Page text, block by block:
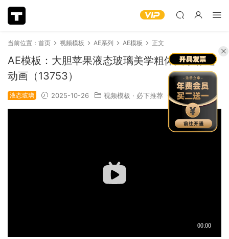
当前位置： 首页 视频模板 AE系列 AE模板 正文
AE模板：大胆苹果液态玻璃美学粗体文字标题
动画（13753）
液态玻璃 2025-10-26 视频模板 · 必下推荐 1.23k